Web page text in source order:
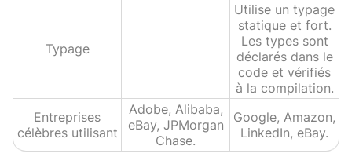
Typage
Utilise un typage
statique et fort.
Les types sont
déclarés dans le
code et vérifiés
à la compilation.
Entreprises
célèbres utilisant
Adobe, Alibaba,
eBay, JPMorgan
Chase.
Google, Amazon,
LinkedIn, eBay.